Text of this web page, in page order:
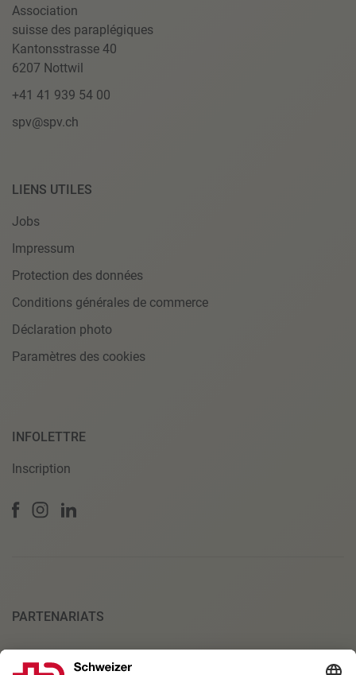
Association
suisse des paraplégiques
Kantonsstrasse 40
6207 Nottwil
+41 41 939 54 00
spv@spv.ch
LIENS UTILES
Jobs
Impressum
Protection des données
Conditions générales de commerce
Déclaration photo
Paramètres des cookies
INFOLETTRE
Inscription
PARTENARIATS